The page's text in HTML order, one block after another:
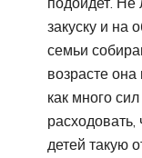
закуску и на
семьи
возрасте она
как много
расходовать,
детей такую